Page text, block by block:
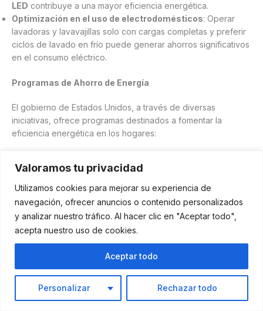
Valoramos tu privacidad
Utilizamos cookies para mejorar su experiencia de
navegación, ofrecer anuncios o contenido personalizados
y analizar nuestro tráfico. Al hacer clic en "Aceptar todo",
acepta nuestro uso de cookies.
Personalizar Rechazar todo
Aceptar todo
LED contribuye a una mayor eficiencia energética.
Optimización en el uso de electrodomésticos: Operar
lavadoras y lavavajillas solo con cargas completas y preferir
ciclos de lavado en frío puede generar ahorros significativos
en el consumo eléctrico.
Programas de Ahorro de Energía
El gobierno de Estados Unidos, a través de diversas
iniciativas, ofrece programas destinados a fomentar la
eficiencia energética en los hogares:
Reembolsos en Energía Doméstica
financieros para la instalación de equipos eficientes y la
realización de mejoras que reduzcan el consumo energético.
Los hogares pueden recibir hasta$14,000en reembolsos
por la adquisición o instalación de equipos de electrificación
certificados.
Asesoramiento y recursos: El Departamento de Energía de
EE.UU. ofreceGuía Ahorre Energía: Consejos sobre el Ahorro
de Dinero y Energía en el Hogar
, una guía con consejos